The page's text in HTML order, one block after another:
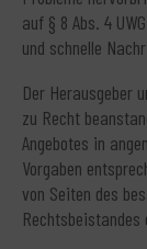
auf § 8 Abs. 4
und schnelle
Der Herausgeber
zu Recht
Angebotes in
Vorgaben
von Seiten des